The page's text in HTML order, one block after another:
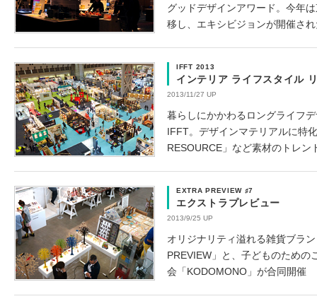
グッドデザインアワード。今年
移し、エキシビジョンが開催さ
IFFT 2013
インテリア ライフスタイル
2013/11/27 UP
暮らしにかかわるロングライフ
IFFT。デザインマテリアルに特
RESOURCE」など素材のトレン
EXTRA PREVIEW ♯7
エクストラプレビュー
2013/9/25 UP
オリジナリティ溢れる雑貨ブラ
PREVIEW」と、子どものための
会「KODOMONO」が合同開催